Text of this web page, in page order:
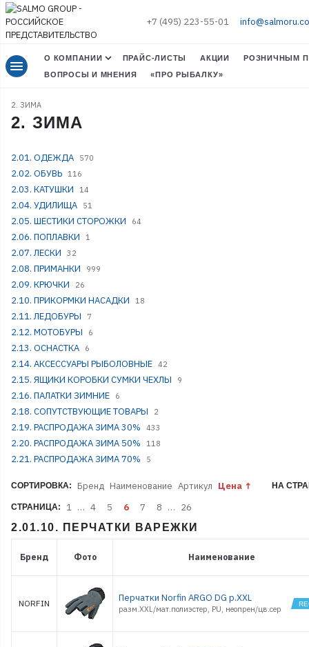
+7 (495) 223-55-01
menu О КОМПАНИИ ПРАЙС-ЛИСТЫ АКЦИИ
РОЗНИЧНЫМ
ВОПРОСЫ И МНЕНИЯ
«ПРО РЫБАЛКУ»
2. ЗИМА
2. ЗИМА
2.01. ОДЕЖДА 570
2.02. ОБУВЬ 116
2.03. КАТУШКИ 14
2.04. УДИЛИЩА 51
2.05. ШЕСТИКИ СТОРОЖКИ 64
2.06. ПОПЛАВКИ 1
2.07. ЛЕСКИ 32
2.08. ПРИМАНКИ 999
2.09. КРЮЧКИ 26
2.10. ПРИКОРМКИ НАСАДКИ 18
2.11. ЛЕДОБУРЫ 7
2.12. МОТОБУРЫ 6
2.13. ОСНАСТКА 6
2.14. АКСЕССУАРЫ РЫБОЛОВНЫЕ 42
2.15. ЯЩИКИ КОРОБКИ СУМКИ ЧЕХЛЫ 9
2.16. ПАЛАТКИ ЗИМНИЕ 6
2.18. СОПУТСТВУЮЩИЕ ТОВАРЫ 2
2.19. РАСПРОДАЖА ЗИМА 30% 433
2.20. РАСПРОДАЖА ЗИМА 50% 118
2.21. РАСПРОДАЖА ЗИМА 70% 5
СОРТИРОВКА: Бренд Наименование Артикул Цена НА
СТРАНИЦА: 1 … 4 5 6 7 8 … 26
2.01.10. ПЕРЧАТКИ ВАРЕЖКИ
Бренд Фото Наименование
NORFIN Перчатки Norfin ARGO DG р.XXL
разм.XXL/мат.полиэстер, PU, неопрен/цв.сер